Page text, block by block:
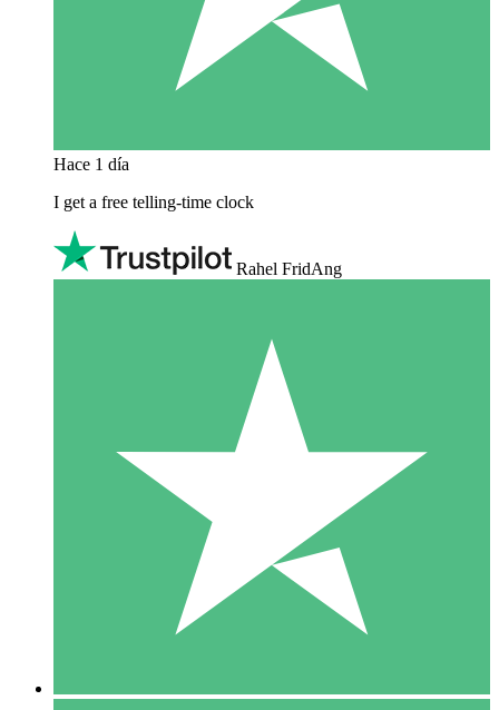
Hace 1 día
I get a free telling-time clock
Rahel FridAng